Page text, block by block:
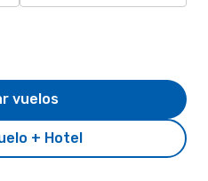
+ Hotel
vuelos